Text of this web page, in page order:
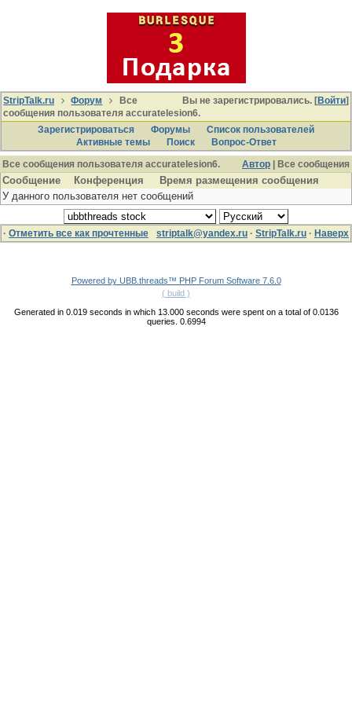
Вы не зарегистрировались. [Войти]
StripTalk.ru Форум
Все
сообщения пользователя accuratelesion6.
Зарегистрироваться
Форумы
Список пользователей
Активные темы
Поиcк
Вопрос-Ответ
Автор | Все сообщения
Все сообщения пользователя accuratelesion6.
Сообщение Конференция
Время размещения сообщения
У данного пользователя нет сообщений
· Отметить все как прочтенные striptalk@yandex.ru · StripTalk.ru · Наверх
Powered by UBB.threads™ PHP Forum Software 7.6.0
( build )
Generated in 0.019 seconds in which 13.000 seconds were spent on a total of 0.0136
queries. 0.6994